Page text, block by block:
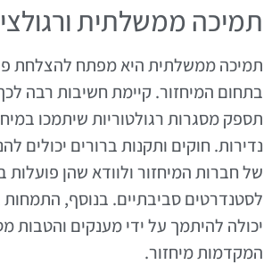
תמיכה ממשלתית
תמיכה ממשלתית היא מפתח להצלחת
בתחום המיחזור. קיימת חשיבות רבה
תספק מסגרות רגולטוריות שיתמכו
נדירות. חוקים ותקנות ברורים יכולים
של חברות המיחזור ולוודא שהן
לסטנדרטים סביבתיים. בנוסף,
יכולה להיתמך על ידי מענקים והטבות
המקדמות מיחזור.